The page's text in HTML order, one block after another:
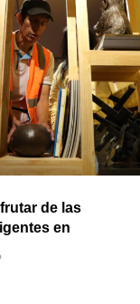
de las
en